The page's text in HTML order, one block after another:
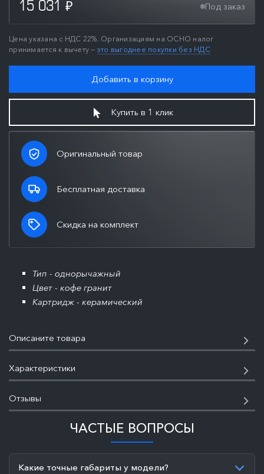
15 031 ₽ Под заказ
Цена указана с НДС 22%. Организациям на ОСНО налог
принимается к вычету — это выгоднее покупки без НДС
Добавить в корзину
Купить в 1 клик
Оригинальный товар
Бесплатная доставка
Скидка на комплект
Тип - однорычажный
Цвет - кофе гранит
Картридж - керамический
Описаните товара
Характеристики
Отзывы
ЧАСТЫЕ ВОПРОСЫ
Какие точные габариты у модели?